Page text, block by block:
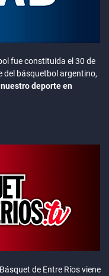
fue constituida el 30 de
del básquetbol argentino,
nuestro deporte en
de Entre Ríos viene